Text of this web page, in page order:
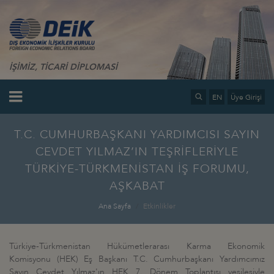
İŞİMİZ, TİCARİ DİPLOMASİ
EN Üye Girişi
T.C. CUMHURBAŞKANI YARDIMCISI SAYIN
CEVDET YILMAZ’IN TEŞRİFLERİYLE
TÜRKİYE-TÜRKMENİSTAN İŞ FORUMU,
AŞKABAT
Ana Sayfa Etkinlikler
Türkiye-Türkmenistan Hükümetlerarası Karma Ekonomik
Komisyonu (HEK) Eş Başkanı T.C. Cumhurbaşkanı Yardımcımız
Sayın Cevdet Yılmaz'ın HEK 7. Dönem Toplantısı vesilesiyle